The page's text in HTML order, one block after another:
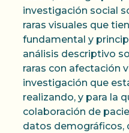
investigación social
raras visuales que
fundamental y
análisis descriptivo
raras con afectación
investigación que
realizando, y para la
colaboración de
datos demográficos,